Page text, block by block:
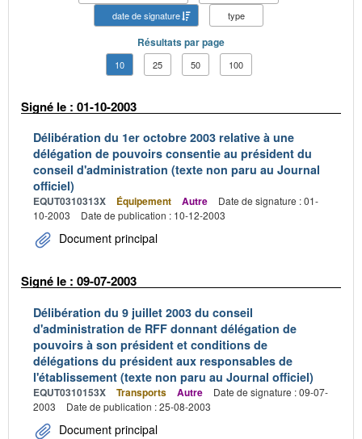
date de signature
type
Résultats par page
10 25 50 100
Signé le : 01-10-2003
Délibération du 1er octobre 2003 relative à une
délégation de pouvoirs consentie au président du
conseil d'administration (texte non paru au Journal
officiel)
EQUT0310313X Équipement Autre
Date de signature : 01-
10-2003
Date de publication : 10-12-2003
Document principal
Signé le : 09-07-2003
Délibération du 9 juillet 2003 du conseil
d'administration de RFF donnant délégation de
pouvoirs à son président et conditions de
délégations du président aux responsables de
l'établissement (texte non paru au Journal officiel)
EQUT0310153X Transports Autre
Date de signature : 09-07-
2003
Date de publication : 25-08-2003
Document principal